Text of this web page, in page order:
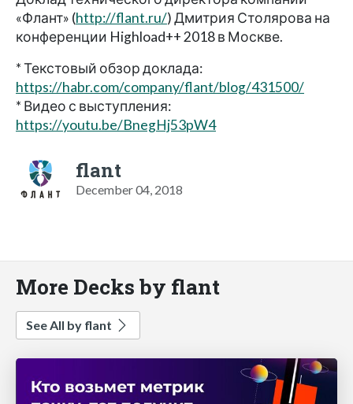
«Флант» (http://flant.ru/) Дмитрия Столярова на
конференции Highload++ 2018 в Москве.
* Текстовый обзор доклада:
https://habr.com/company/flant/blog/431500/
* Видео с выступления:
https://youtu.be/BnegHj53pW4
flant
December 04, 2018
More Decks by flant
See All by flant